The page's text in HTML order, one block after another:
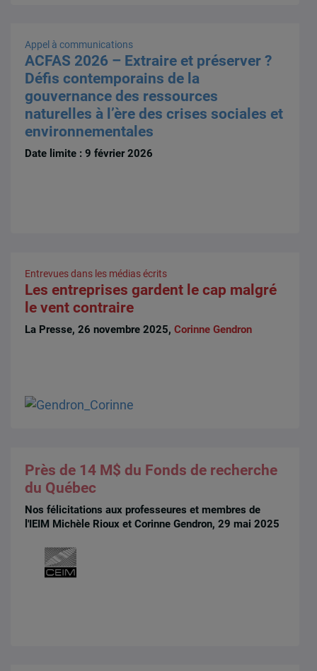
Appel à communications
ACFAS 2026 – Extraire et préserver ?
Défis contemporains de la
gouvernance des ressources
naturelles à l’ère des crises sociales et
environnementales
Date limite : 9 février 2026
Entrevues dans les médias écrits
Les entreprises gardent le cap malgré
le vent contraire
La Presse, 26 novembre 2025,Corinne Gendron
Près de 14 M$ du Fonds de recherche
du Québec
Nos félicitations aux professeures et membres de
l'IEIM Michèle Rioux et Corinne Gendron, 29 mai 2025